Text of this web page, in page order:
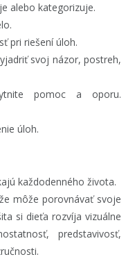
alebo kategorizuje.
pri riešení úloh.
svoj názor, postreh,
pomoc a oporu.
úloh.
každodenného života.
môže porovnávať svoje
si dieťa rozvíja vizuálne
predstavivosť,